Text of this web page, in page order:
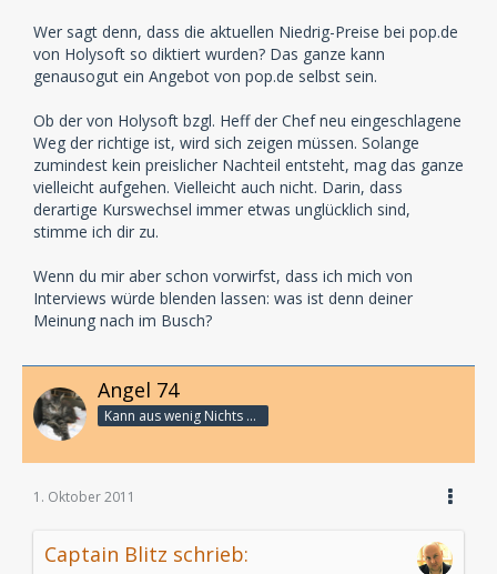
Wer sagt denn, dass die aktuellen Niedrig-Preise bei pop.de
von Holysoft so diktiert wurden? Das ganze kann
genausogut ein Angebot von pop.de selbst sein.
Ob der von Holysoft bzgl. Heff der Chef neu eingeschlagene
Weg der richtige ist, wird sich zeigen müssen. Solange
zumindest kein preislicher Nachteil entsteht, mag das ganze
vielleicht aufgehen. Vielleicht auch nicht. Darin, dass
derartige Kurswechsel immer etwas unglücklich sind,
stimme ich dir zu.
Wenn du mir aber schon vorwirfst, dass ich mich von
Interviews würde blenden lassen: was ist denn deiner
Meinung nach im Busch?
Angel 74
Kann aus wenig Nichts machen
1. Oktober 2011
Captain Blitz schrieb: